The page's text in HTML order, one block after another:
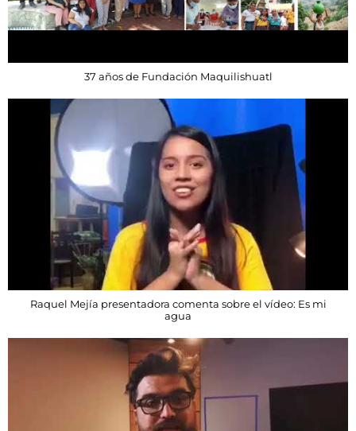
37 años de Fundación Maquilishuatl
Raquel Mejía presentadora comenta sobre el vídeo: Es mi
agua